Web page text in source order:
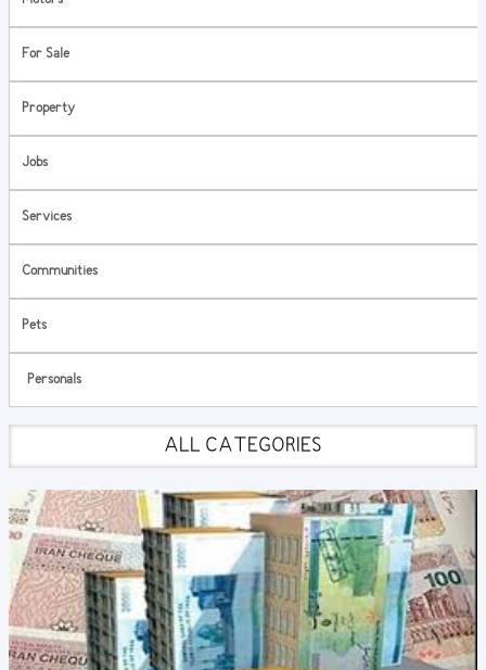
For Sale
Property
Jobs
Services
Communities
Pets
Personals
ALL CATEGORIES